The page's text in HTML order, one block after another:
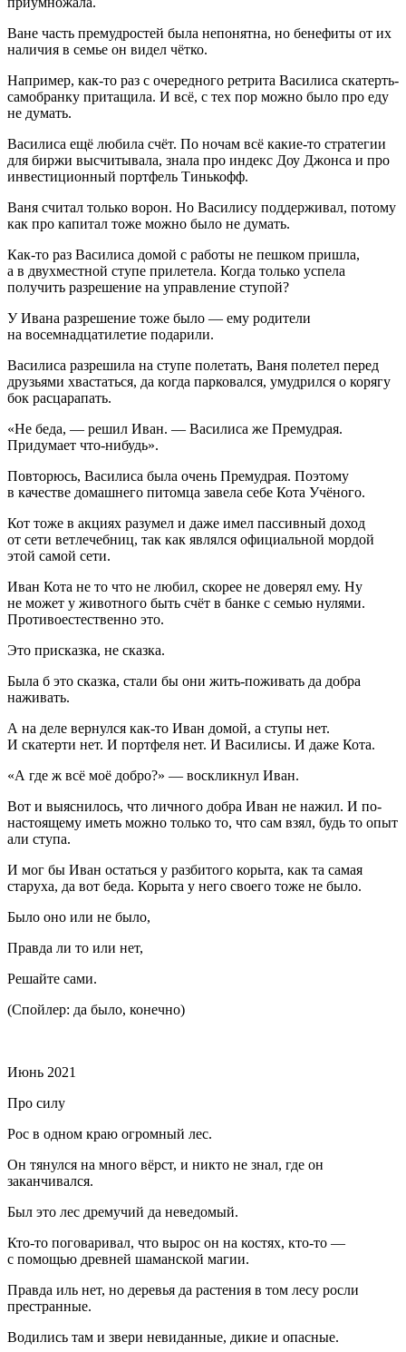
Ване часть премудростей была непонятна, но бенефиты от их
наличия в семье он видел чётко.
Например, как-то раз с очередного ретрита Василиса скатерть-
самобранку притащила. И всё, с тех пор можно было про еду
не думать.
Василиса ещё любила счёт. По ночам всё какие-то стратегии
для биржи высчитывала, знала про индекс Доу Джонса и про
инвестиционный портфель Тинькофф.
Ваня считал только ворон. Но Василису поддерживал, потому
как про капитал тоже можно было не думать.
Как-то раз Василиса домой с работы не пешком пришла,
а в двухместной ступе прилетела. Когда только успела
получить разрешение на управление ступой?
У Ивана разрешение тоже было — ему родители
на восемнадцатилетие подарили.
Василиса разрешила на ступе полетать, Ваня полетел перед
друзьями хвастаться, да когда парковался, умудрился о корягу
бок расцарапать.
«Не беда, — решил Иван. — Василиса же Премудрая.
Придумает что-нибудь».
Повторюсь, Василиса была очень Премудрая. Поэтому
в качестве домашнего питомца завела себе Кота Учёного.
Кот тоже в акциях разумел и даже имел пассивный доход
от сети ветлечебниц, так как являлся официальной мордой
этой самой сети.
Иван Кота не то что не любил, скорее не доверял ему. Ну
не может у животного быть счёт в банке с семью нулями.
Противоестественно это.
Это присказка, не сказка.
Была б это сказка, стали бы они жить-поживать да добра
наживать.
А на деле вернулся как-то Иван домой, а ступы нет.
И скатерти нет. И портфеля нет. И Василисы. И даже Кота.
«А где ж всё моё добро?» — воскликнул Иван.
Вот и выяснилось, что личного добра Иван не нажил. И по-
настоящему иметь можно только то, что сам взял, будь то опыт
али ступа.
И мог бы Иван остаться у разбитого корыта, как та самая
старуха, да вот беда. Корыта у него своего тоже не было.
Было оно или не было,
Правда ли то или нет,
Решайте сами.
(Спойлер: да было, конечно)
Июнь 2021
Про силу
Рос в одном краю огромный лес.
Он тянулся на много вёрст, и никто не знал, где он
заканчивался.
Был это лес дремучий да неведомый.
Кто-то поговаривал, что вырос он на костях, кто-то —
с помощью древней шаманской магии.
Правда иль нет, но деревья да растения в том лесу росли
престранные.
Водились там и звери невиданные, дикие и опасные.